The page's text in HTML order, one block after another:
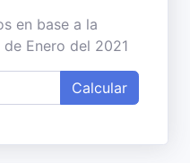
en base a la
Enero del 2021
Calcular